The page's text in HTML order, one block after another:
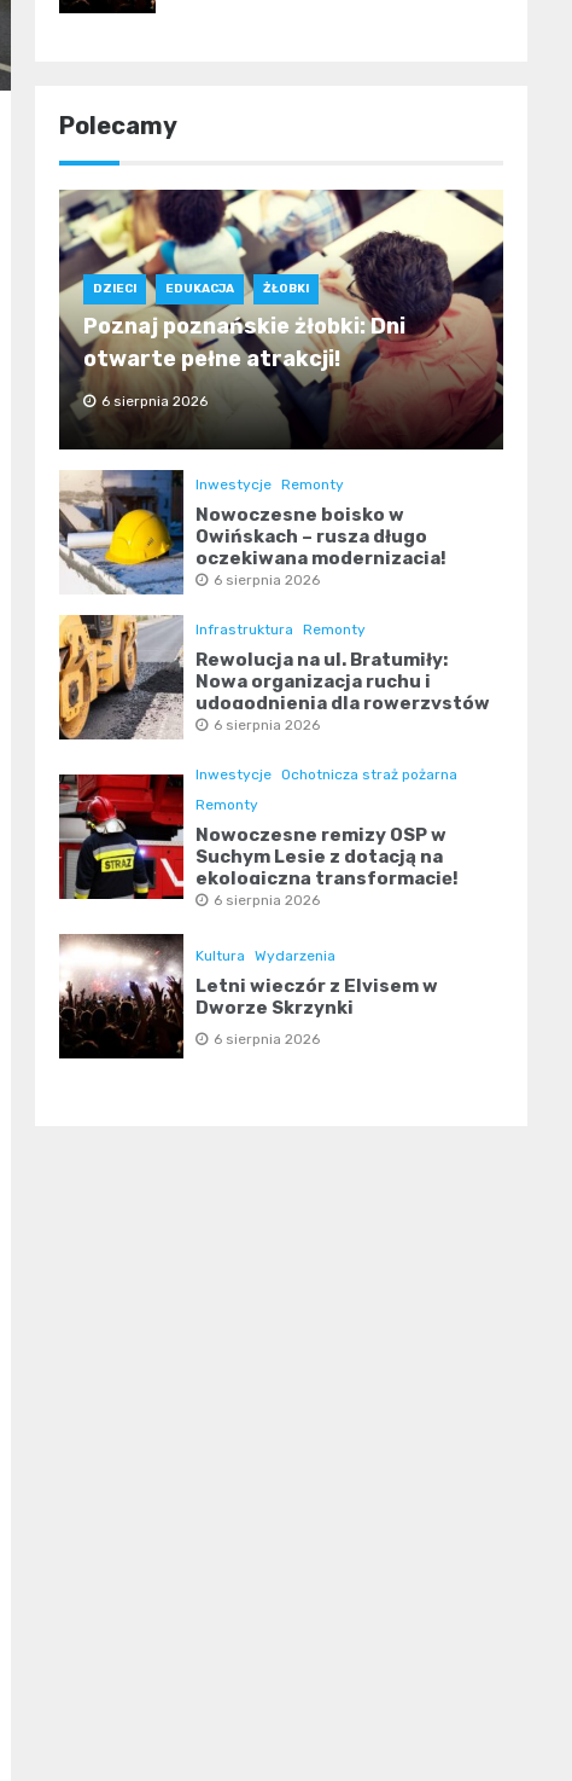
Polecamy
DZIECI EDUKACJA ŻŁOBKI
Poznaj poznańskie żłobki: Dni
otwarte pełne atrakcji!
6 sierpnia 2026
Inwestycje Remonty
Nowoczesne boisko w
Owińskach – rusza długo
oczekiwana modernizacja!
6 sierpnia 2026
Infrastruktura Remonty
Rewolucja na ul. Bratumiły:
Nowa organizacja ruchu i
udogodnienia dla rowerzystów
6 sierpnia 2026
Inwestycje Ochotnicza straż pożarna
Remonty
Nowoczesne remizy OSP w
Suchym Lesie z dotacją na
ekologiczną transformację!
6 sierpnia 2026
Kultura Wydarzenia
Letni wieczór z Elvisem w
Dworze Skrzynki
6 sierpnia 2026